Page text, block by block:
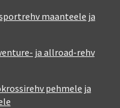
maanteele ja
ja allroad-rehv
pehmele ja